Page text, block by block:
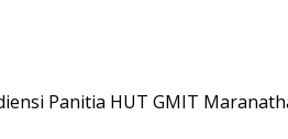
Panitia HUT GMIT